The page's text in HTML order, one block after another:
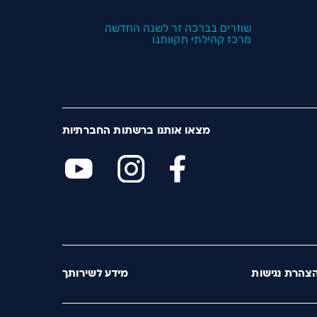
שוזרים בברכה זר לשנה החדשה
מרכז קהילתי תקוותנו
מצאו אותנו ברשתות החברתיות
נגישות מידע לשירותך